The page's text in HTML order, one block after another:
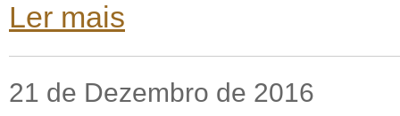
Ler mais
21 de Dezembro de 2016